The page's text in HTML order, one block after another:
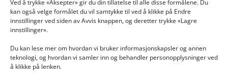
Ved å trykke «Aksepter» gir du din tillatelse til alle disse formålene. Du
kan også velge formålet du vil samtykke til ved å klikke på Endre
innstillinger ved siden av Avvis knappen, og deretter trykke «Lagre
innstillinger».
Du kan lese mer om hvordan vi bruker informasjonskapsler og annen
teknologi, og hvordan vi samler inn og behandler personopplysninger ved
å klikke på lenken.
INFORMASJON